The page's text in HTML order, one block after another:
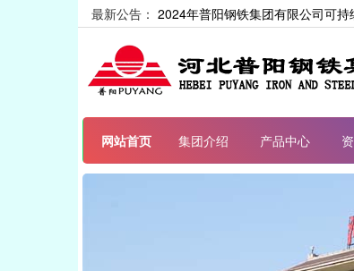
最新公告： 2024年普阳钢铁集团有限公司可持
网站首页 集团介绍 产品中心